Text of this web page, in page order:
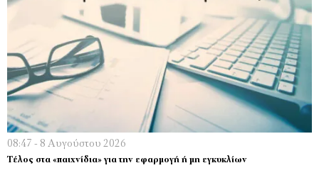
08:47 - 8 Αυγούστου 2026
Τέλος στα «παιχνίδια» για την εφαρμογή ή μη εγκυκλίων